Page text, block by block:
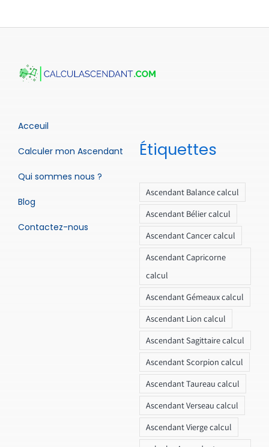
Acceuil
Calculer mon Ascendant
Qui sommes nous ?
Blog
Contactez-nous
Étiquettes
Ascendant Balance calcul
Ascendant Bélier calcul
Ascendant Cancer calcul
Ascendant Capricorne
calcul
Ascendant Gémeaux calcul
Ascendant Lion calcul
Ascendant Sagittaire calcul
Ascendant Scorpion calcul
Ascendant Taureau calcul
Ascendant Verseau calcul
Ascendant Vierge calcul